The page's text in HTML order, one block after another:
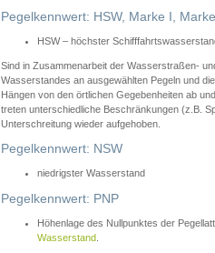
Pegelkennwert: HSW, Marke I,
HSW – höchster
Sind in Zusammenarbeit der Wasserstraßen-
Wasserstandes an ausgewählten Pegeln und
Hängen von den örtlichen Gegebenheiten ab
treten unterschiedliche Beschränkungen (z.B.
Unterschreitung wieder aufgehoben.
Pegelkennwert: NSW
niedrigster Wasserstand
Pegelkennwert: PNP
Höhenlage des Nullpunktes der
Wasserstand